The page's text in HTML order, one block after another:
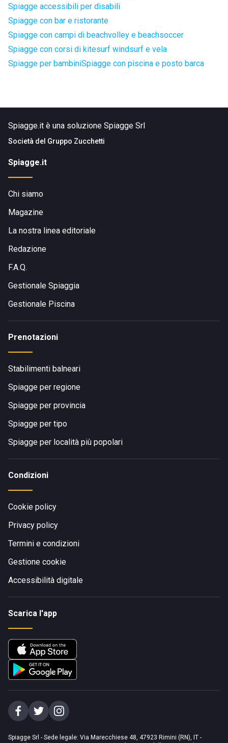
Spiagge accessibili per disabili
Spiagge con bar e ristorante
Spiagge con campi di beachvolley e beachsoccer
Spiagge con corsi di kitesurf windsurf e vela
Spiagge per bambiniSpiagge con piscina e posto barca
Spiagge.it è una soluzione Spiagge Srl
Società del Gruppo Zucchetti
Spiagge.it
Chi siamo
Magazine
La nostra linea editoriale
Redazione
F.A.Q.
Gestionale Spiaggia
Gestionale Piscina
Prenotazioni
Stabilimenti balneari
Spiagge per regione
Spiagge per provincia
Spiagge per tipo
Spiagge per località più popolari
Condizioni
Cookie policy
Privacy policy
Termini e condizioni
Gestione cookie
Accessibilità digitale
Scarica l'app
Spiagge Srl - Sede legale: Via Marecchiese 48, 47923 Rimini (RN), IT -